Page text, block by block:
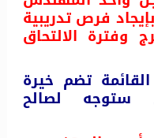
فرص تدريبية
وفترة الالتحاق
تضم خيرة
ستوجه لصالح